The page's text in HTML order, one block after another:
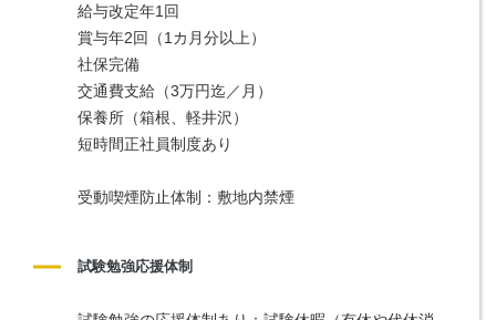
給与改定年1回
賞与年2回（1カ月分以上）
社保完備
交通費支給（3万円迄／月）
保養所（箱根、軽井沢）
短時間正社員制度あり
受動喫煙防止体制：敷地内禁煙
試験勉強応援体制